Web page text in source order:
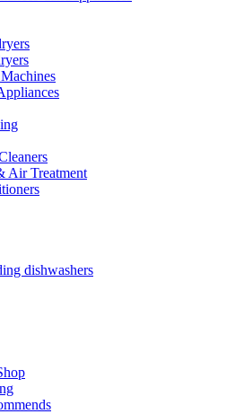
Air Treatment
dishwashers